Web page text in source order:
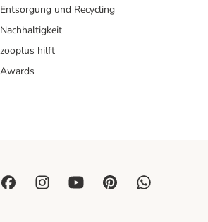
Entsorgung und Recycling
Nachhaltigkeit
zooplus hilft
Awards